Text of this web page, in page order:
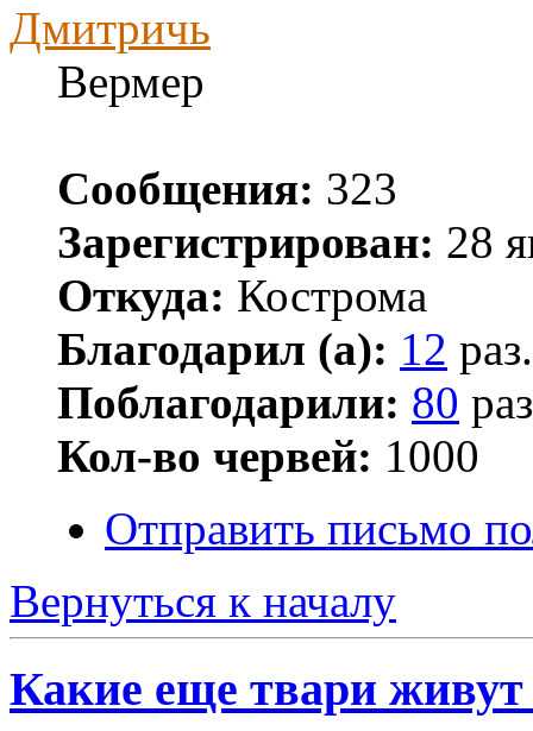
Дмитричь
Вермер
Сообщения: 323
Зарегистрирован: 28
Откуда: Кострома
Благодарил (а): 12 раз.
Поблагодарили: 80
Кол-во червей: 1000
Отправить письмо
Вернуться к началу
Какие еще твари